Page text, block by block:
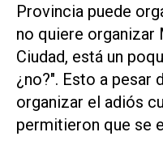
Provincia puede
no quiere
Ciudad, está un
¿no?". Esto a pesar
organizar el adiós
permitieron que se